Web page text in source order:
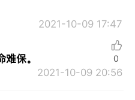
2021-10-09 17:47
保。
2021-10-09 20:56
0